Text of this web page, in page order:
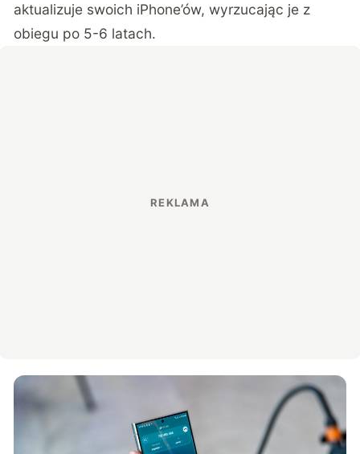
aktualizuje swoich iPhone’ów, wyrzucając je z
obiegu po 5-6 latach.